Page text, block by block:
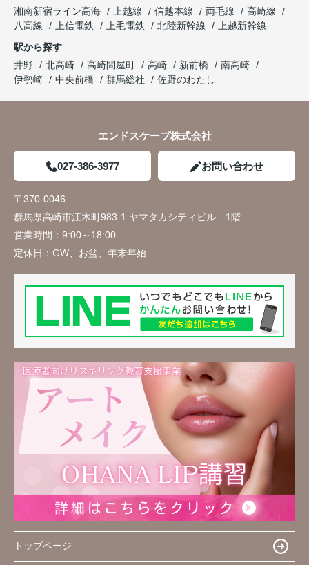
湘南新宿ライン高海
上越線 信越本線 両毛線
高崎線
八高線
上信電鉄 上毛電鉄 北陸新幹線
上越新幹線
駅から探す
井野
北高崎 高崎問屋町 高崎 新前橋
南高崎
伊勢崎
中央前橋 群馬総社 佐野のわたし
エンドスケープ株式会社
027-386-3977 お問い合わせ
〒370-0046
群馬県高崎市江木町983-1 ヤマタカシティビル 1階
営業時間： 9:00～18:00
定休日： GW、お盆、年末年始
トップページ